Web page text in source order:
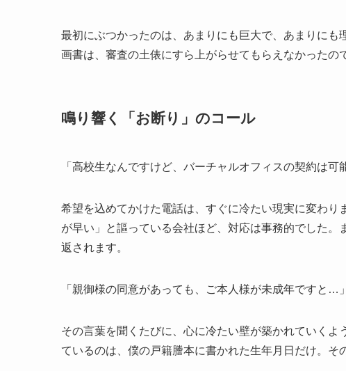
最初にぶつかったのは、あまりにも巨大で、あまりに
画書は、審査の土俵にすら上がらせてもらえなかったの
鳴り響く「お断り」のコール
「高校生なんですけど、バーチャルオフィスの契約は可
希望を込めてかけた電話は、すぐに冷たい現実に変わ
が早い」と謳っている会社ほど、対応は事務的でした
返されます。
「親御様の同意があっても、ご本人様が未成年ですと…」
その言葉を聞くたびに、心に冷たい壁が築かれていく
ているのは、僕の戸籍謄本に書かれた生年月日だけ。そ